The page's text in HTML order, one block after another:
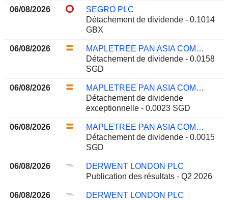
06/08/2026
SEGRO PLC
Détachement de dividende - 0.1014
GBX
06/08/2026
MAPLETREE PAN ASIA COMMERCIAL TRUST
Détachement de dividende - 0.0158
SGD
06/08/2026
MAPLETREE PAN ASIA COMMERCIAL TRUST
Détachement de dividende
exceptionnelle - 0.0023 SGD
06/08/2026
MAPLETREE PAN ASIA COMMERCIAL TRUST
Détachement de dividende - 0.0015
SGD
06/08/2026
DERWENT LONDON PLC
Publication des résultats - Q2 2026
06/08/2026
DERWENT LONDON PLC